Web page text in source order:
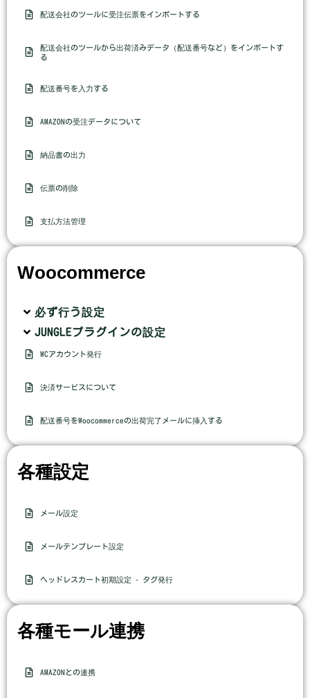
配送会社のツールに受注伝票をインポートする
配送会社のツールから出荷済みデータ（配送番号など）をインポートす
る
配送番号を入力する
AMAZONの受注データについて
納品書の出力
伝票の削除
支払方法管理
Woocommerce
必ず行う設定
JUNGLEプラグインの設定
WCアカウント発行
決済サービスについて
配送番号をWoocommerceの出荷完了メールに挿入する
各種設定
メール設定
メールテンプレート設定
ヘッドレスカート初期設定 ‐ タグ発行
各種モール連携
AMAZONとの連携